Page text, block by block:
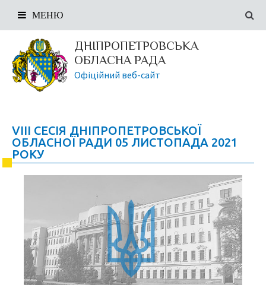
ДНІПРОПЕТРОВСЬКА
ОБЛАСНА РАДА
Офіційний веб-сайт
МЕНЮ
VIII СЕСІЯ ДНІПРОПЕТРОВСЬКОЇ
ОБЛАСНОЇ РАДИ 05 ЛИСТОПАДА 2021
РОКУ